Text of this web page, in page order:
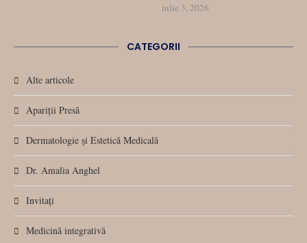
iulie 3, 2026
CATEGORII
Alte articole
Apariții Presă
Dermatologie și Estetică Medicală
Dr. Amalia Anghel
Invitați
Medicină integrativă